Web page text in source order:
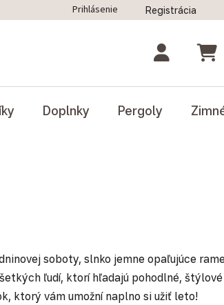
Odstúpenie od zmluvy
Prihlásenie Registrácia
Doplnky Pergoly
soboty, slnko jemne opaľujúce
ľudí, ktorí hľadajú pohodlné,
ktorý vám umožní naplno si užiť leto!